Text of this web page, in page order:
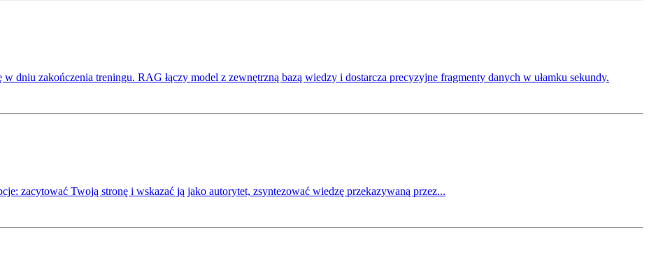
dniu zakończenia treningu. RAG łączy model z zewnętrzną bazą wiedzy i dostarcza precyzyjne fragmenty danych w ułamku sekundy.
zacytować Twoją stronę i wskazać ją jako autorytet, zsyntezować wiedzę przekazywaną przez...